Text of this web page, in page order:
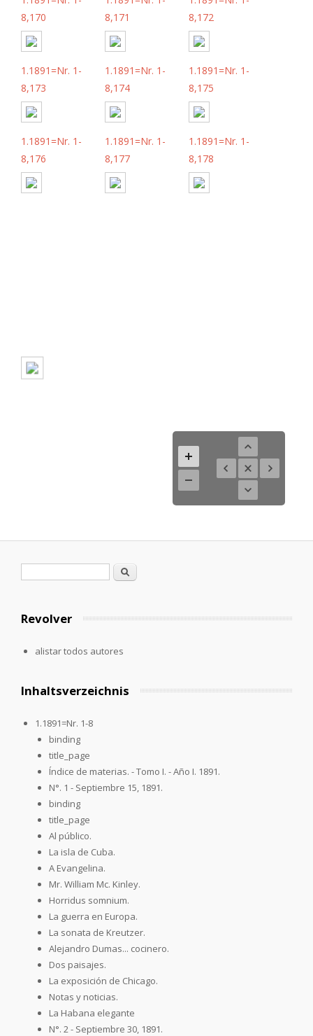
8,170
8,171
8,172
1.1891=Nr. 1-
8,173
1.1891=Nr. 1-
8,174
1.1891=Nr. 1-
8,175
1.1891=Nr. 1-
8,176
1.1891=Nr. 1-
8,177
1.1891=Nr. 1-
8,178
Formulario de búsqueda
Buscar
Revolver
alistar todos autores
Inhaltsverzeichnis
1.1891=Nr. 1-8
binding
title_page
Índice de materias. - Tomo I. - Año I. 1891.
N°. 1 - Septiembre 15, 1891.
binding
title_page
Al público.
La isla de Cuba.
A Evangelina.
Mr. William Mc. Kinley.
Horridus somnium.
La guerra en Europa.
La sonata de Kreutzer.
Alejandro Dumas... cocinero.
Dos paisajes.
La exposición de Chicago.
Notas y noticias.
La Habana elegante
N°. 2 - Septiembre 30, 1891.